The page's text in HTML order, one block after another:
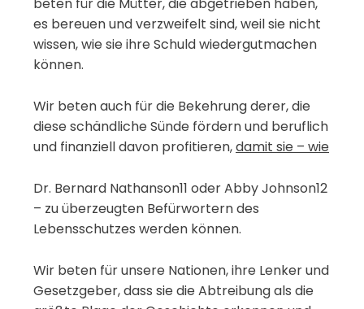
es bereuen und verzweifelt sind, weil sie nicht
wissen, wie sie ihre Schuld wiedergutmachen
können.
Wir beten auch für die Bekehrung derer, die
diese schändliche Sünde fördern und beruflich
und finanziell davon profitieren,damit sie – wie
Dr. Bernard Nathanson11 oder Abby Johnson12
– zu überzeugten Befürwortern des
Lebensschutzes werden können.
Wir beten für unsere Nationen, ihre Lenker und
Gesetzgeber, dass sie die Abtreibung als die